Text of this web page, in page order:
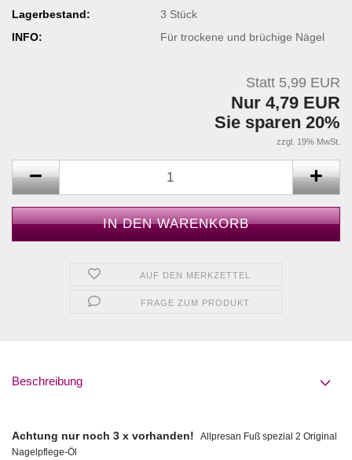
Lagerbestand:
3 Stück
INFO:
Für trockene und brüchige Nägel
Statt 5,99 EUR
Nur 4,79 EUR
Sie sparen 20%
zzgl. 19% MwSt.
AUF DEN MERKZETTEL
FRAGE ZUM PRODUKT
Beschreibung
Achtung nur noch 3 x vorhanden!
Allpresan Fuß spezial 2 Original
Nagelpflege-Öl